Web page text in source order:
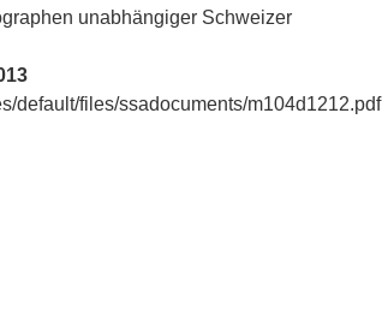
unabhängiger Schweizer
default/files/ssadocuments/m104d1212.pdf